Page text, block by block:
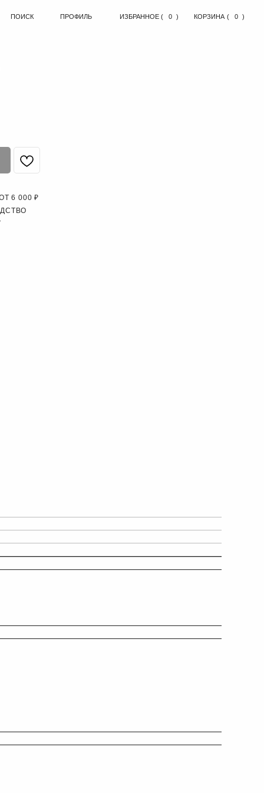
ИЗБРАННОЕ КОРЗИНА 0
( ) ( )
ПРОФИЛЬ
6 000 ₽